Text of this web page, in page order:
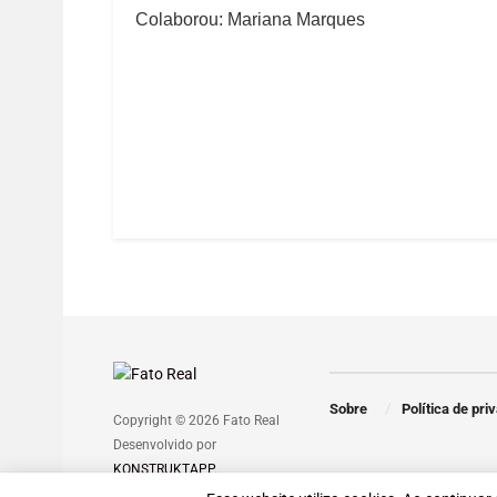
Colaborou: Mariana Marques
Copyright © 2026 Fato Real
Desenvolvido por
KONSTRUKTAPP.
Sobre Política de